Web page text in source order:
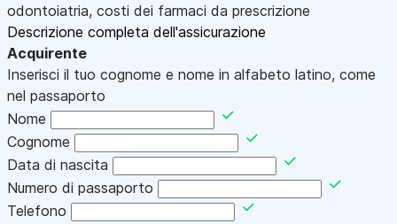
odontoiatria, costi dei farmaci da prescrizione
Descrizione completa dell'assicurazione
Acquirente
Inserisci il tuo cognome e nome in alfabeto latino, come
nel passaporto
Nome
Cognome
Data di nascita
Numero di passaporto
Telefono